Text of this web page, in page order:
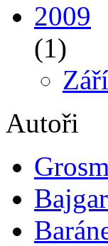
2009
(1)
Září
Autoři